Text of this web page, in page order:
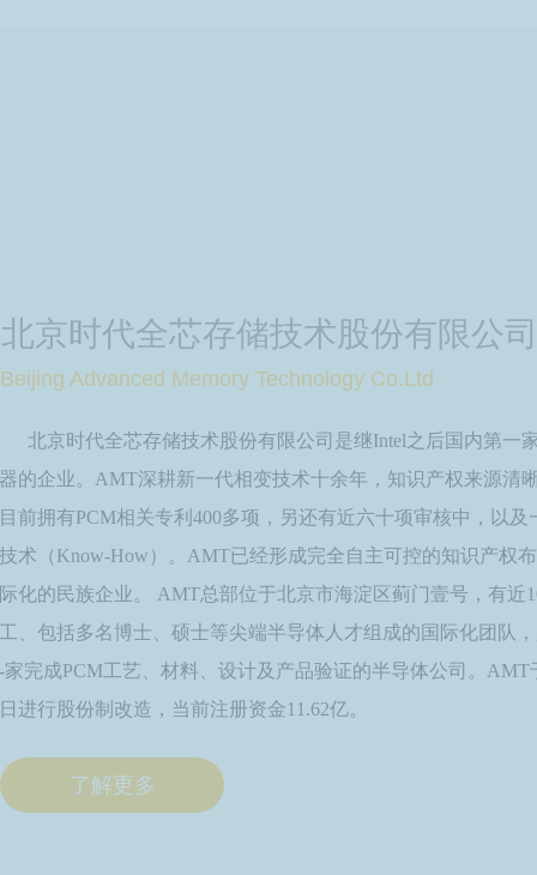
北京时代全芯存储技术股份有限公司是继Intel之后国内第一
器的企业。AMT深耕新一代相变技术十余年，知识产权来源清
目前拥有PCM相关专利400多项，另还有近六十项审核中，以及
技术（Know-How）。AMT已经形成完全自主可控的知识产权
际化的民族企业。 AMT总部位于北京市海淀区蓟门壹号，有近
工、包括多名博士、硕士等尖端半导体人才组成的国际化团队
-家完成PCM工艺、材料、设计及产品验证的半导体公司。AMT
日进行股份制改造，当前注册资金11.62亿。
了解更多
北京时代全芯存储技术股份有限公司
Beijing Advanced Memory Technology Co.Ltd